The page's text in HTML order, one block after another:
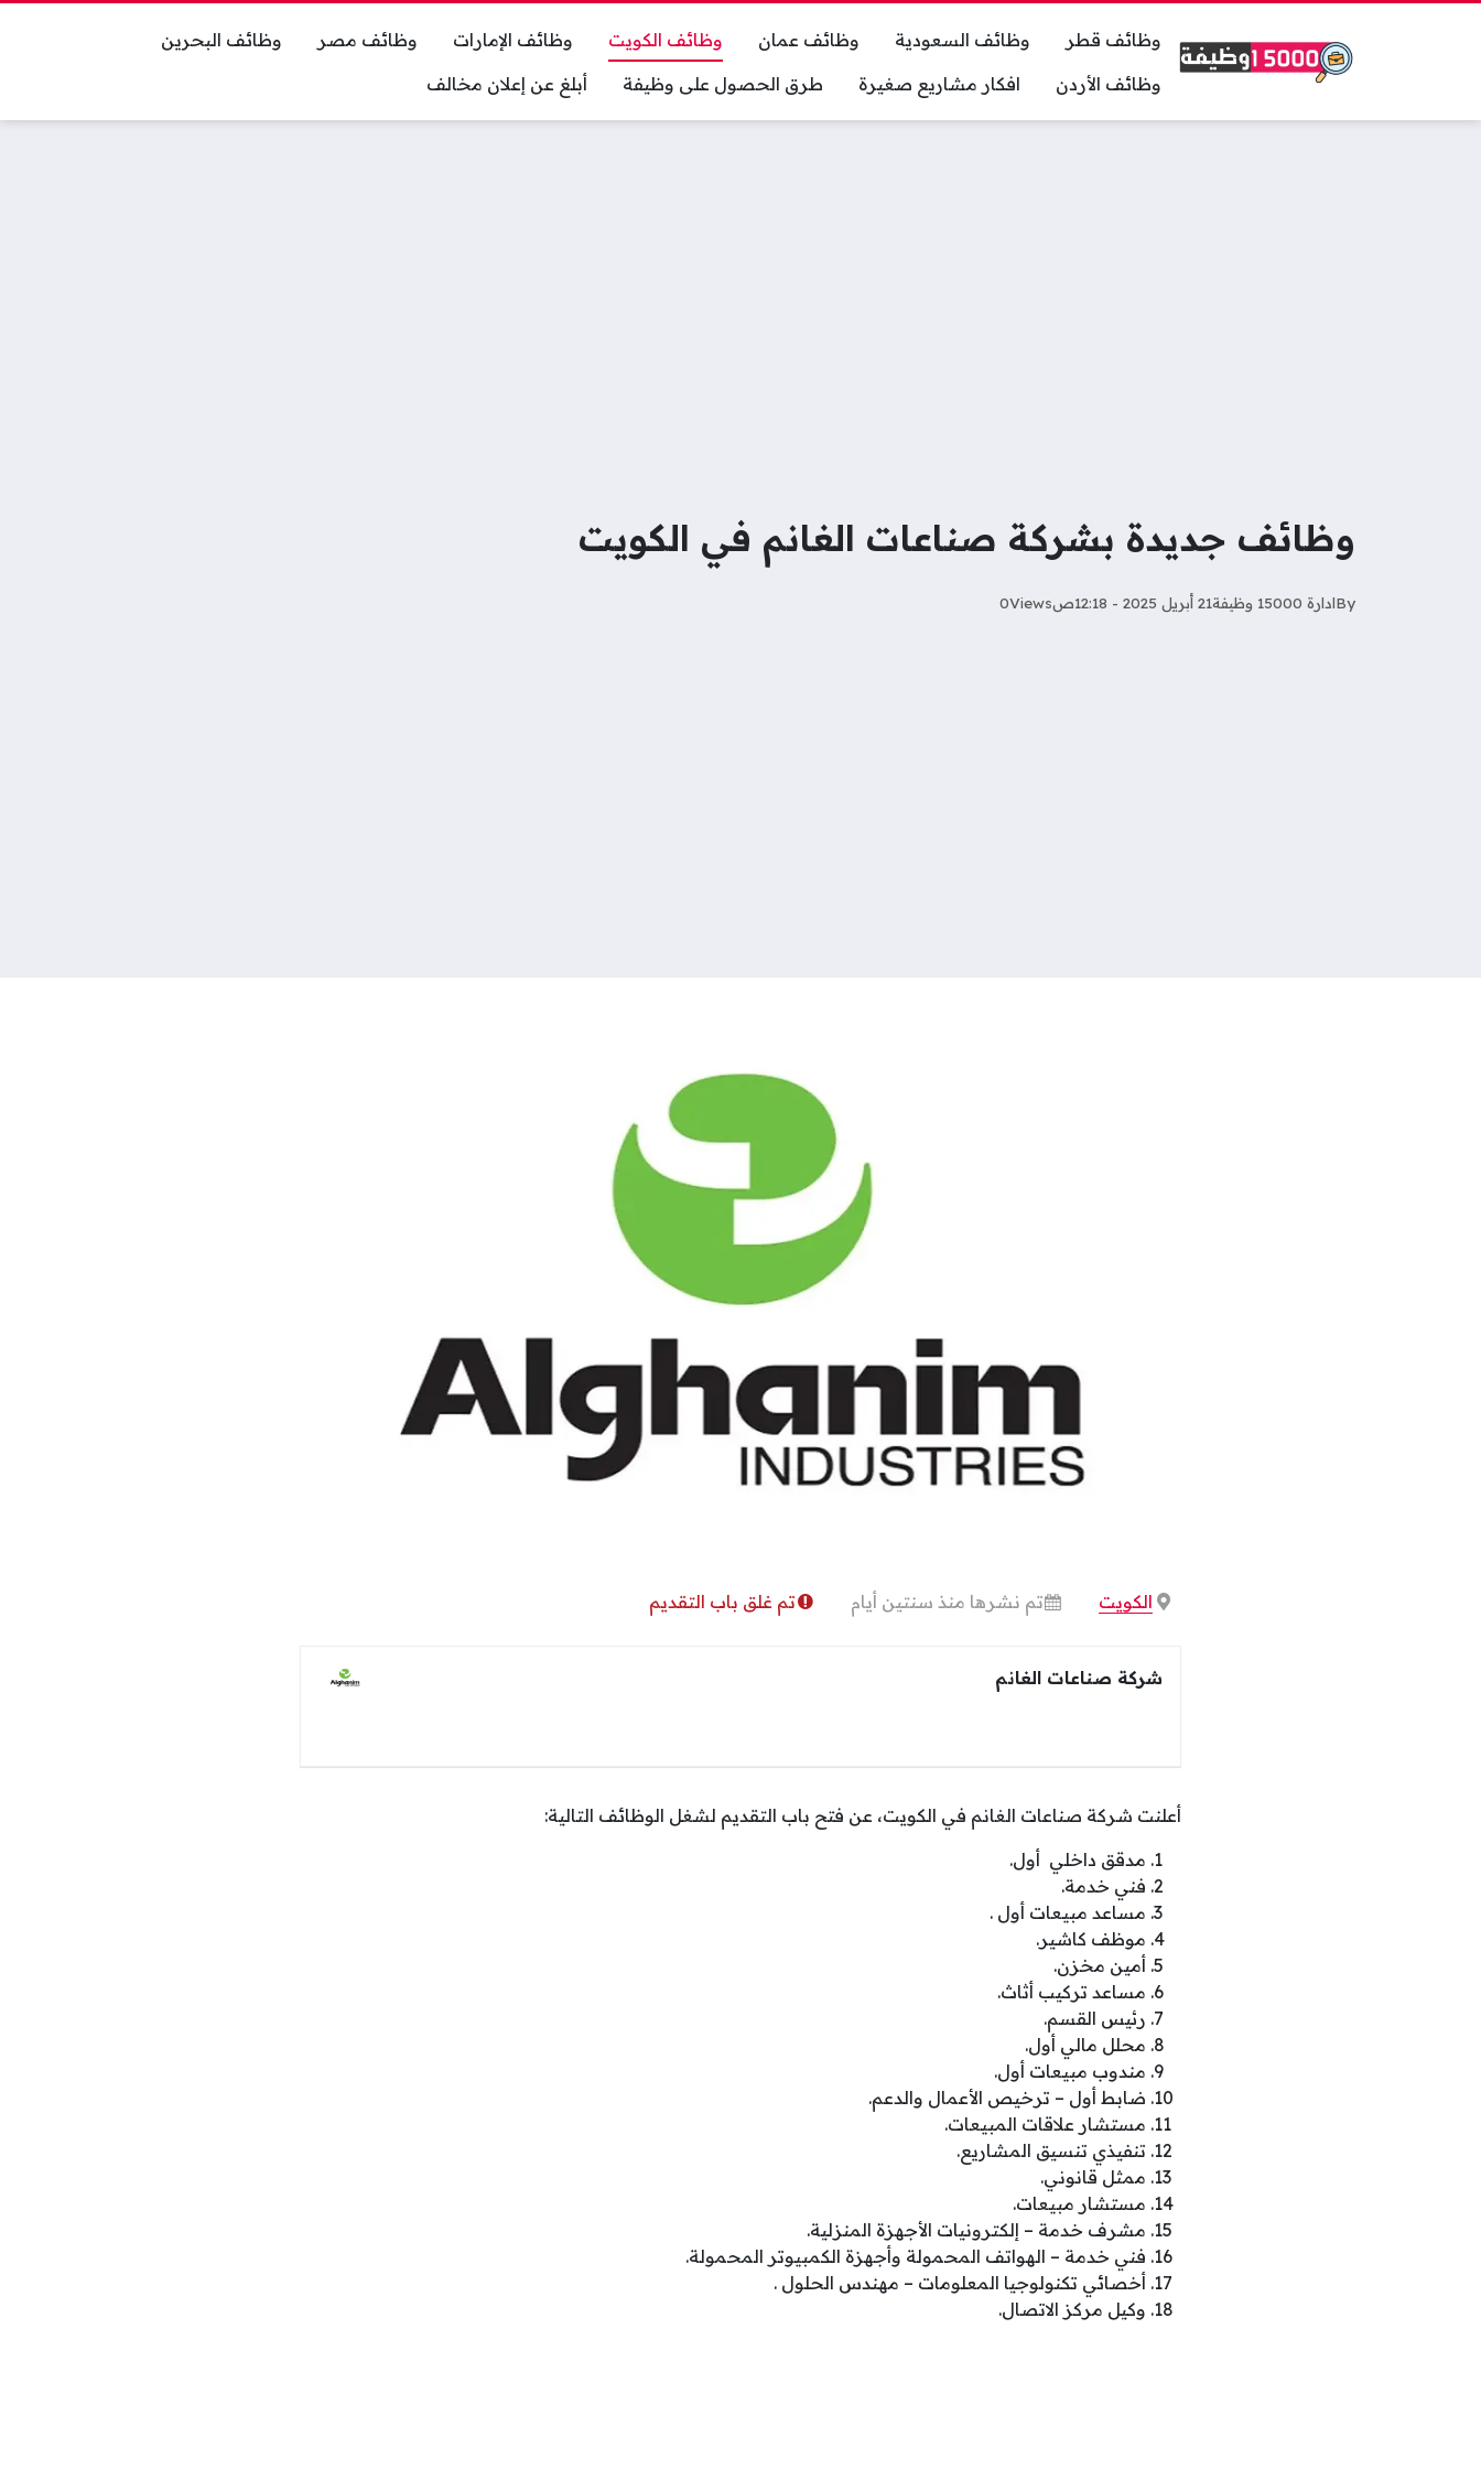
وظائف قطر وظائف السعودية وظائف عمان وظائف الكويت وظائف الإمارات وظائف مصر
وظائف البحرين
وظائف الأردن
افكار مشاريع صغيرة طرق الحصول على وظيفة أبلغ عن إعلان مخالف
وظائف جديدة بشركة صناعات الغانم في الكويت
Byادارة 15000 وظيفة 21 أبريل 2025 - 12:18ص Views
0
الكويت تم نشرها منذ سنتين أيام تم غلق باب التقديم
شركة صناعات الغانم
أعلنت شركة صناعات الغانم في الكويت، عن فتح باب التقديم لشغل الوظائف التالية:
مدقق داخلي أول.
فني خدمة.
مساعد مبيعات أول .
موظف كاشير.
أمين مخزن.
مساعد تركيب أثاث.
رئيس القسم.
محلل مالي أول.
مندوب مبيعات أول.
ضابط أول – ترخيص الأعمال والدعم.
مستشار علاقات المبيعات.
تنفيذي تنسيق المشاريع.
ممثل قانوني.
مستشار مبيعات.
مشرف خدمة – إلكترونيات الأجهزة المنزلية.
فني خدمة – الهواتف المحمولة وأجهزة الكمبيوتر المحمولة.
أخصائي تكنولوجيا المعلومات – مهندس الحلول .
وكيل مركز الاتصال.